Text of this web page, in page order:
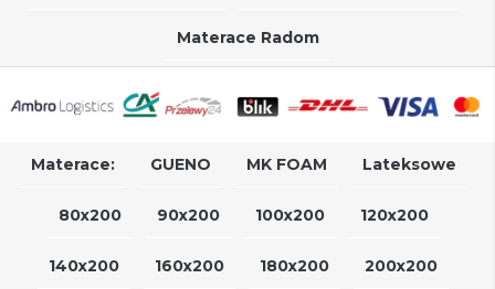
Materace Radom
Materace: GUENO MK FOAM Lateksowe
80x200 90x200 100x200 120x200
140x200 160x200 180x200 200x200